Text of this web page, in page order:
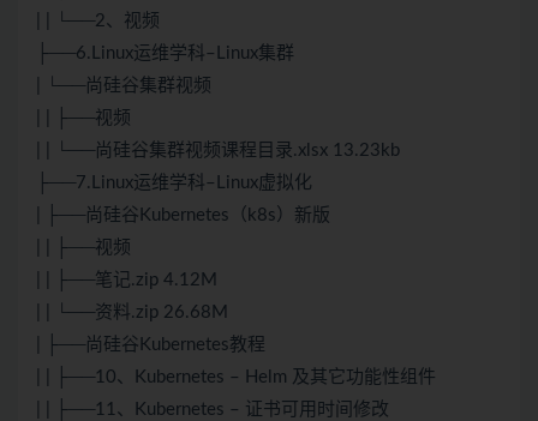
| | └──2、视频
├──6.Linux运维学科–Linux集群
| └──尚硅谷集群视频
| | ├──视频
| | └──尚硅谷集群视频课程目录.xlsx 13.23kb
├──7.Linux运维学科–Linux虚拟化
| ├──尚硅谷 Kubernetes （k8s）新版
| | ├──视频
| | ├──笔记.zip 4.12M
| | └──资料.zip 26.68M
| ├──尚硅谷 Kubernetes教程
| | ├──10、
Kubernetes – Helm 及其它功能性组件
| | ├──11、Kubernetes – 证书可用时间修改